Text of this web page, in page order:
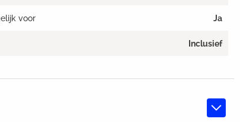
voor Ja
Inclusief